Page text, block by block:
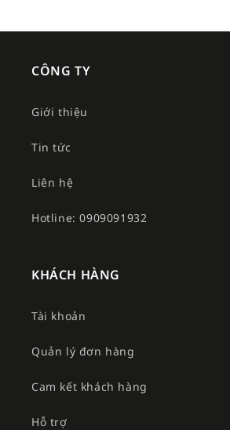
CÔNG TY
Giới thiệu
Tin tức
Liên hệ
Hotline: 0909091932
KHÁCH HÀNG
Tài khoản
Quản lý đơn hàng
Cam kết khách hàng
Hỗ trợ